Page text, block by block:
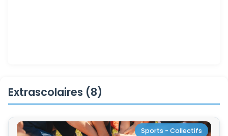
Extrascolaires (8)
Sports - Collectifs